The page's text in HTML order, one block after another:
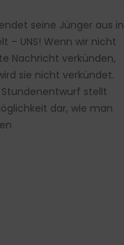
seine Jünger aus in
– UNS! Wenn wir nicht
Nachricht verkünden,
sie nicht verkündet.
Stundenentwurf stellt
dar, wie man